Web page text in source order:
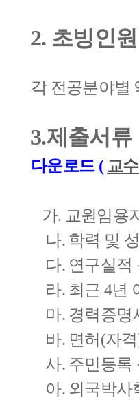
2. 초빙인
각 전공분야별
3.제출서류
다운로드 ( 교
가. 교원임용
나. 학력 및 성
다. 연구실적
라. 최근 4년
마. 경력증명
바. 면허(자격)
사. 주민등록
아. 외국박사